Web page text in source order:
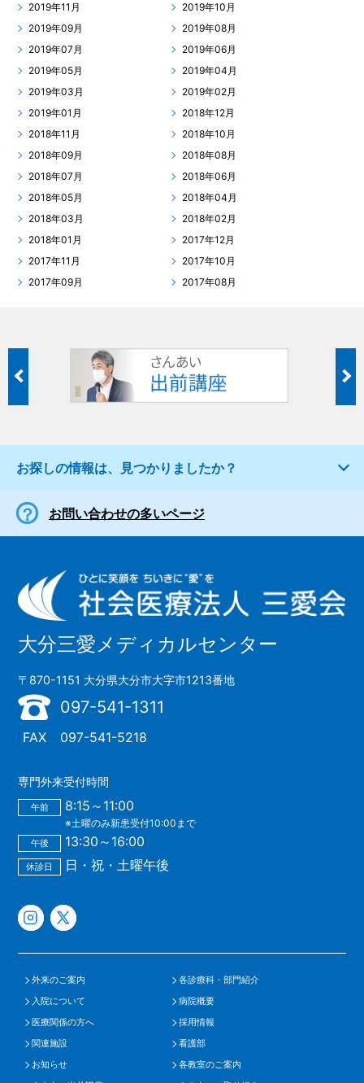
2019年11月
2019年10月
2019年09月
2019年08月
2019年07月
2019年06月
2019年05月
2019年04月
2019年03月
2019年02月
2019年01月
2018年12月
2018年11月
2018年10月
2018年09月
2018年08月
2018年07月
2018年06月
2018年05月
2018年04月
2018年03月
2018年02月
2018年01月
2017年12月
2017年11月
2017年10月
2017年09月
2017年08月
お探しの情報は、見つかりましたか？
お問い合わせの多いページ
大分三愛メディカルセンター
〒870-1151 大分県大分市大字市1213番地
097-541-1311
FAX 097-541-5218
専門外来受付時間
午前 8:15～11:00
※土曜のみ新患受付10:00まで
午後 13:30～16:00
休診日 日・祝・土曜午後
外来のご案内
各診療科・部門紹介
入院について
病院概要
医療関係の方へ
採用情報
関連施設
看護部
お知らせ
各教室のご案内